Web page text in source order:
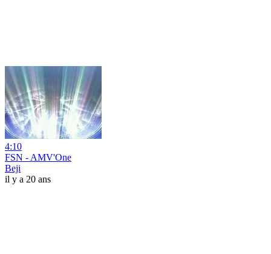
4:10
FSN - AMV'One
Beji
il y a 20 ans